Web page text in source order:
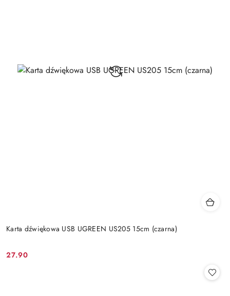
Karta dźwiękowa USB UGREEN US205 15cm (czarna)
Cena:
27.90